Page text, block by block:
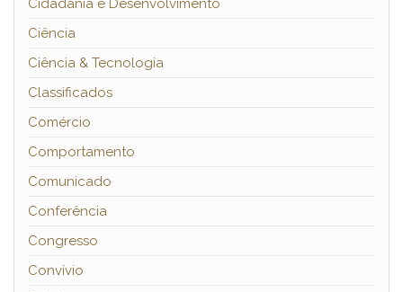
Cidadania e Desenvolvimento
Ciência
Ciência & Tecnologia
Classificados
Comércio
Comportamento
Comunicado
Conferência
Congresso
Convívio